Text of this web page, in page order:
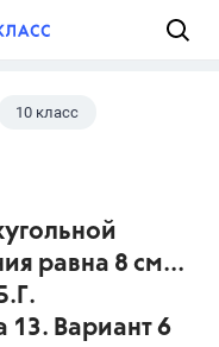
10 класс
равна 8 см...
13. Вариант 6